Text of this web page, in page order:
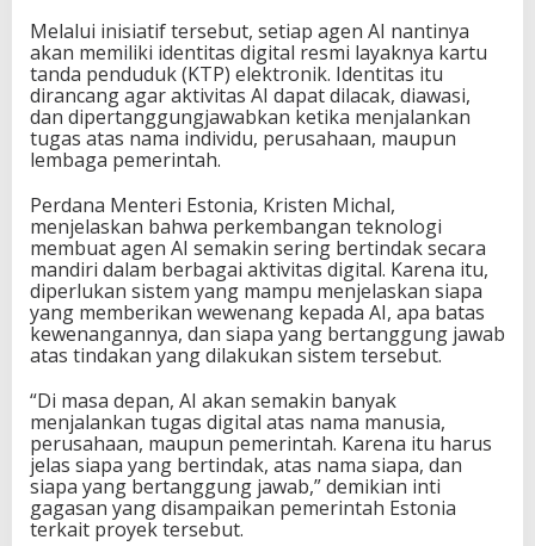
Melalui inisiatif tersebut, setiap agen AI nantinya
akan memiliki identitas digital resmi layaknya kartu
tanda penduduk (KTP) elektronik. Identitas itu
dirancang agar aktivitas AI dapat dilacak, diawasi,
dan dipertanggungjawabkan ketika menjalankan
tugas atas nama individu, perusahaan, maupun
lembaga pemerintah.
Perdana Menteri Estonia, Kristen Michal,
menjelaskan bahwa perkembangan teknologi
membuat agen AI semakin sering bertindak secara
mandiri dalam berbagai aktivitas digital. Karena itu,
diperlukan sistem yang mampu menjelaskan siapa
yang memberikan wewenang kepada AI, apa batas
kewenangannya, dan siapa yang bertanggung jawab
atas tindakan yang dilakukan sistem tersebut.
“Di masa depan, AI akan semakin banyak
menjalankan tugas digital atas nama manusia,
perusahaan, maupun pemerintah. Karena itu harus
jelas siapa yang bertindak, atas nama siapa, dan
siapa yang bertanggung jawab,” demikian inti
gagasan yang disampaikan pemerintah Estonia
terkait proyek tersebut.